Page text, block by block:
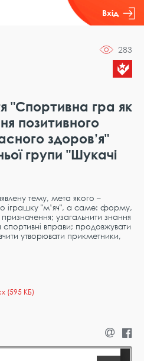
Вхід
283
"Спортивна гра як
позитивного
здоров’я"
групи "Шукачі
тему, мета якого –
іграшку "м’яч", а саме: форму,
узагальнити знання
вправи; продовжувати
утворювати прикметники,
(595 КБ)